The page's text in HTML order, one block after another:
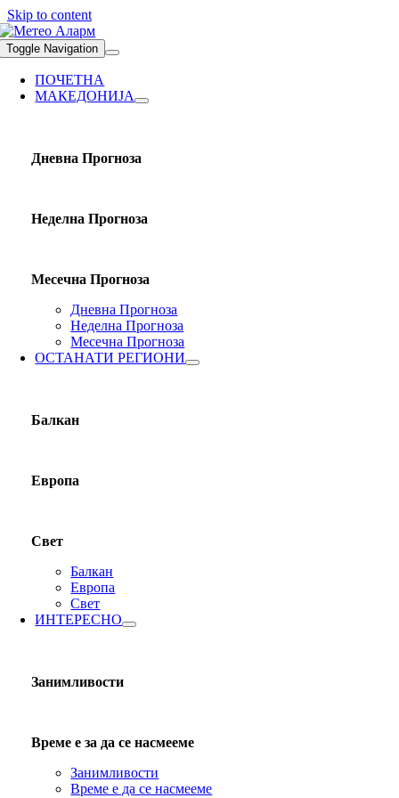
Skip to content
Toggle Navigation
ПОЧЕТНА
МАКЕДОНИЈА
Дневна Прогноза
Неделна Прогноза
Месечна Прогноза
Дневна Прогноза
Неделна Прогноза
Месечна Прогноза
ОСТАНАТИ РЕГИОНИ
Балкан
Европа
Свет
Балкан
Европа
Свет
ИНТЕРЕСНО
Занимливости
Време е за да се насмееме
Занимливости
Време е да се насмееме